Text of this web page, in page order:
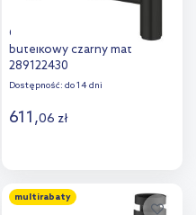
Grohe syfon do umywalki
butelkowy czarny mat
289122430
Dostępność: do 14 dni
611,06 zł
Dodaj do
multirabaty